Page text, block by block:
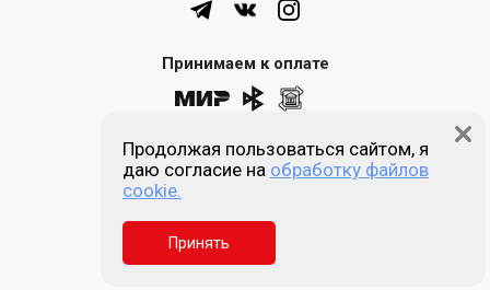
Принимаем к оплате
8 (861) 205-00-77
Звонок бесплатный
Пн-пт 9:00 - 18:00
Сб, Вс - выходной
Продолжая пользоваться сайтом, я
даю согласие на обработку файлов
cookie.
Принять